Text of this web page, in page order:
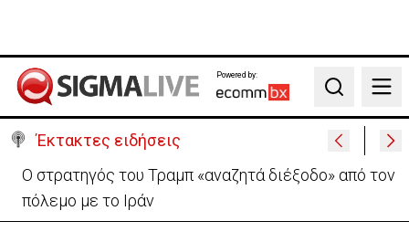
Powered by:
Search
Έκτακτες ειδήσεις
Απόπειρα φόνου σε μοναστήρι: 6ημερη κράτηση
στον μοναχό – Τι προηγήθηκε